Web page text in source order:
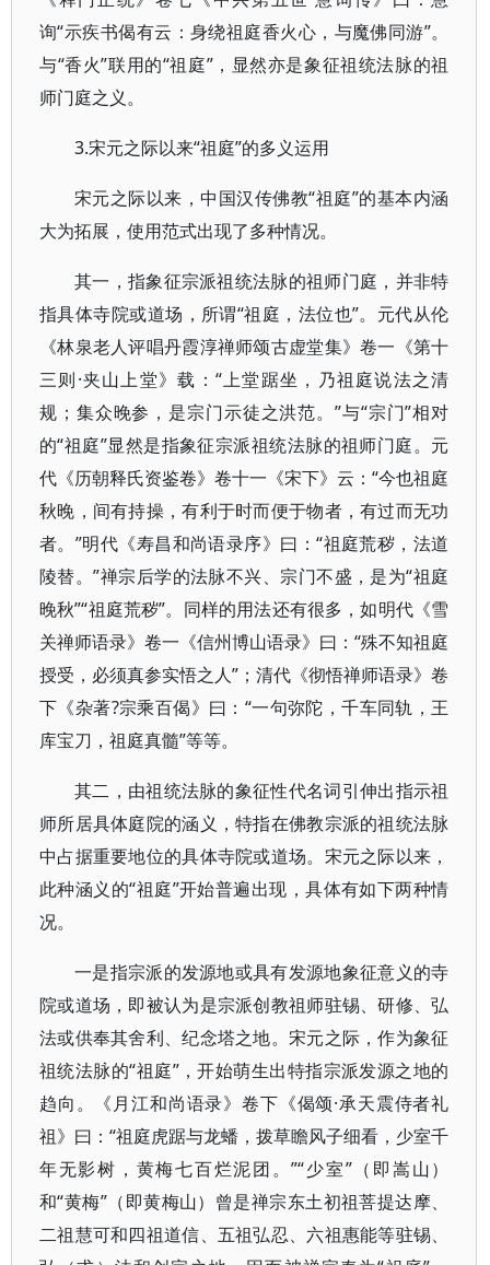
询“示疾书偈有云：身绕祖庭香火心，与魔佛同游”。
与“香火”联用的“祖庭”，显然亦是象征祖统法脉的祖
师门庭之义。
3.宋元之际以来“祖庭”的多义运用
宋元之际以来，中国汉传佛教“祖庭”的基本内涵
大为拓展，使用范式出现了多种情况。
其一，指象征宗派祖统法脉的祖师门庭，并非特
指具体寺院或道场，所谓“祖庭，法位也”。元代从伦
《林泉老人评唱丹霞淳禅师颂古虚堂集》卷一《第十
三则·夹山上堂》载：“上堂踞坐，乃祖庭说法之清
规；集众晚参，是宗门示徒之洪范。”与“宗门”相对
的“祖庭”显然是指象征宗派祖统法脉的祖师门庭。元
代《历朝释氏资鉴卷》卷十一《宋下》云：“今也祖庭
秋晚，间有持操，有利于时而便于物者，有过而无功
者。”明代《寿昌和尚语录序》曰：“祖庭荒秽，法道
陵替。”禅宗后学的法脉不兴、宗门不盛，是为“祖庭
晚秋”“祖庭荒秽”。同样的用法还有很多，如明代《雪
关禅师语录》卷一《信州博山语录》曰：“殊不知祖庭
授受，必须真参实悟之人”；清代《彻悟禅师语录》卷
下《杂著?宗乘百偈》曰：“一句弥陀，千车同轨，王
库宝刀，祖庭真髓”等等。
其二，由祖统法脉的象征性代名词引伸出指示祖
师所居具体庭院的涵义，特指在佛教宗派的祖统法脉
中占据重要地位的具体寺院或道场。宋元之际以来，
此种涵义的“祖庭”开始普遍出现，具体有如下两种情
况。
一是指宗派的发源地或具有发源地象征意义的寺
院或道场，即被认为是宗派创教祖师驻锡、研修、弘
法或供奉其舍利、纪念塔之地。宋元之际，作为象征
祖统法脉的“祖庭”，开始萌生出特指宗派发源之地的
趋向。《月江和尚语录》卷下《偈颂·承天震侍者礼
祖》曰：“祖庭虎踞与龙蟠，拨草瞻风子细看，少室千
年无影树，黄梅七百烂泥团。”“少室”（即嵩山）
和“黄梅”（即黄梅山）曾是禅宗东土初祖菩提达摩、
二祖慧可和四祖道信、五祖弘忍、六祖惠能等驻锡、